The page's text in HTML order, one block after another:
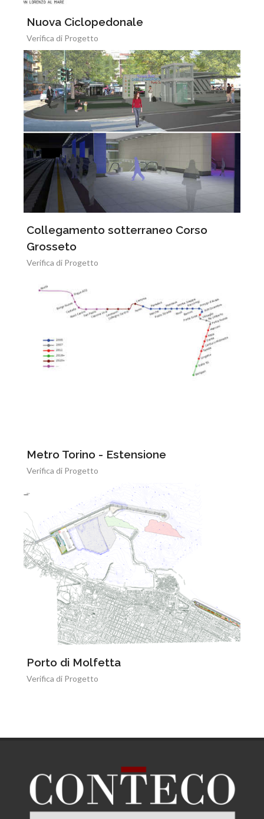
Nuova Ciclopedonale
Verifica di Progetto
Collegamento sotterraneo Corso
Grosseto
Verifica di Progetto
Metro Torino - Estensione
Verifica di Progetto
Porto di Molfetta
Verifica di Progetto